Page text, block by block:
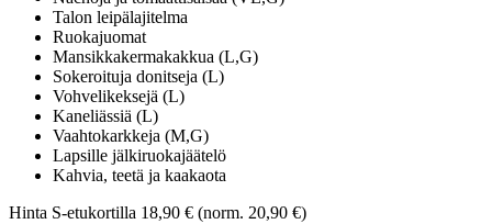
Talon leipälajitelma
Ruokajuomat
Mansikkakermakakkua (L,G)
Sokeroituja donitseja (L)
Vohvelikeksejä (L)
Kaneliässiä (L)
Vaahtokarkkeja (M,G)
Lapsille jälkiruokajäätelö
Kahvia, teetä ja kaakaota
Hinta S-etukortilla 18,90 € (norm. 20,90 €)